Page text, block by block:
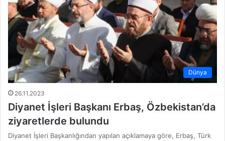
Dünya
26.11.2023
Diyanet İşleri Başkanı Erbaş, Özbekistan’da
ziyaretlerde bulundu
Diyanet İşleri Başkanlığından yapılan açıklamaya göre, Erbaş, Türk